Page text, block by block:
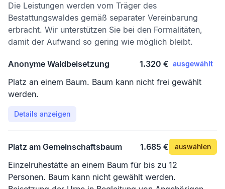
Die Leistungen werden vom Träger des
Bestattungswaldes gemäß separater Vereinbarung
erbracht. Wir unterstützen Sie bei den Formalitäten,
damit der Aufwand so gering wie möglich bleibt.
Anonyme Waldbeisetzung 1.320 € ausgewählt
Platz an einem Baum. Baum kann nicht frei gewählt
werden.
Details anzeigen
Platz am Gemeinschaftsbaum 1.685 € auswählen
Einzelruhestätte an einem Baum für bis zu 12
Personen. Baum kann nicht gewählt werden.